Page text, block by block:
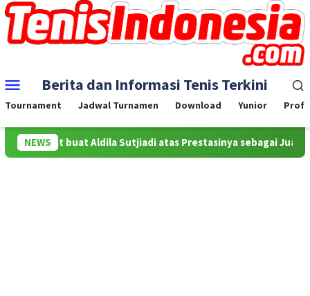
Skip
to
content
Mobile
Menu
Berita dan Informasi Tenis Terkini
Tournament Jadwal Turnamen Download Yunior
NEWSbuat Aldila Sutjiadi atas Prestasinya sebagai Juara WTA